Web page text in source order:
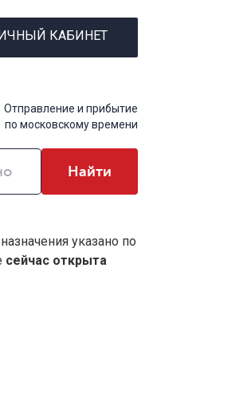
КАБИНЕТ
Отправление и прибытие
по московскому времени
Найти
указано по
сейчас открыта